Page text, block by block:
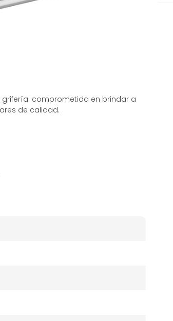
comprometida en brindar a
de calidad.